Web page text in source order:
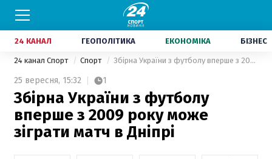
24 КАНАЛ ГЕОПОЛІТИКА ЕКОНОМІКА БІЗНЕС
24 канал Спорт Спорт Збірна України з футболу вперше з 2009 року може зіграти матч в Дніпрі
25 вересня, 15:32 1
Збірна України з футболу
вперше з 2009 року може
зіграти матч в Дніпрі